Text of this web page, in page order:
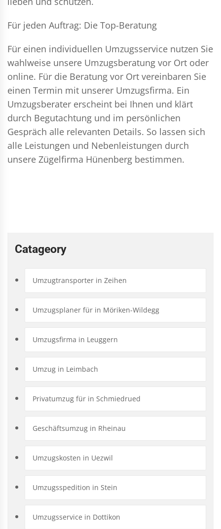
Für jeden Auftrag: Die Top-Beratung
Für einen individuellen Umzugsservice nutzen Sie
wahlweise unsere Umzugsberatung vor Ort oder
online. Für die Beratung vor Ort vereinbaren Sie
einen Termin mit unserer Umzugsfirma. Ein
Umzugsberater erscheint bei Ihnen und klärt
durch Begutachtung und im persönlichen
Gespräch alle relevanten Details. So lassen sich
alle Leistungen und Nebenleistungen durch
unsere Zügelfirma Hünenberg bestimmen.
Catageory
Umzugtransporter in Zeihen
Umzugsplaner für in Möriken-Wildegg
Umzugsfirma in Leuggern
Umzug in Leimbach
Privatumzug für in Schmiedrued
Geschäftsumzug in Rheinau
Umzugskosten in Uezwil
Umzugsspedition in Stein
Umzugsservice in Dottikon